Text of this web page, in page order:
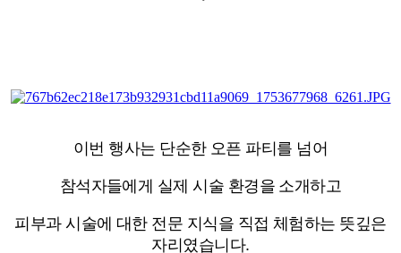
이번 행사는 단순한 오픈 파티를 넘어
참석자들에게 실제 시술 환경을 소개하고
피부과 시술에 대한 전문 지식을 직접 체험하는 뜻깊은
자리였습니다.